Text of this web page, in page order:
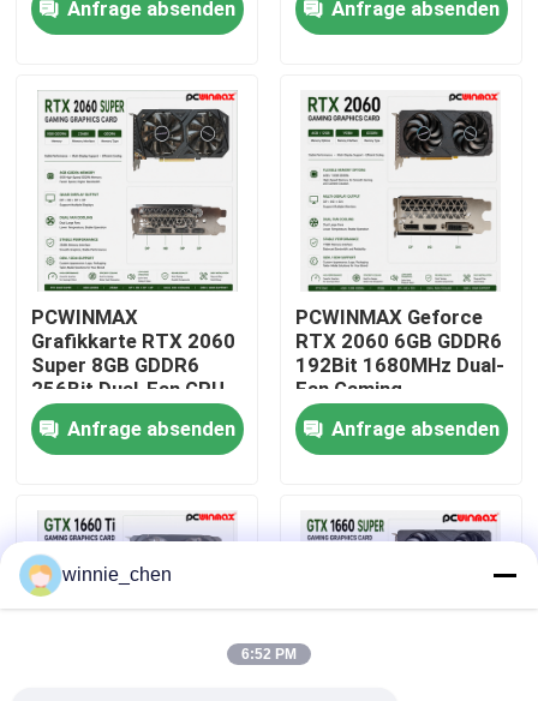
Videos
Über uns
Fabrik-Ausflug
Qualitätskontrolle
Treten Sie mit uns in Verbindung
Fordern Sie ein Zitat
Gaming-Grafikkarten
HD DP DVI Ausgang
für Desktop
Anfrage absenden
SpielAnfrage absenden
PCWINMAX
Grafikkarte RTX 2060
Super 8GB GDDR6
256Bit Dual-Fan GPU
mit HD+3DP Ray
Tracing für Gaming PC
OEM Großhandel
Anfrage absenden
PCWINMAX Geforce
RTX 2060 6GB GDDR6
192Bit 1680MHz Dual-
Fan Gaming
Grafikkarte mit
HD/DP/DVI auf Lager
für Desktop-
Anfrage absenden
winnie_chen
6:52 PM